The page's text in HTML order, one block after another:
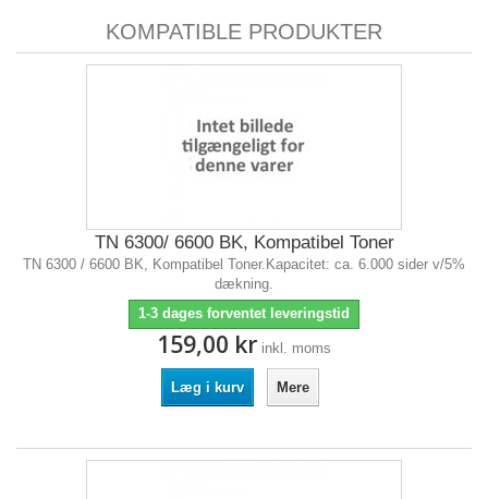
KOMPATIBLE PRODUKTER
TN 6300/ 6600 BK, Kompatibel Toner
TN 6300 / 6600 BK, Kompatibel Toner.Kapacitet: ca. 6.000 sider v/5%
dækning.
1-3 dages forventet leveringstid
159,00 kr inkl. moms
Læg i kurv Mere